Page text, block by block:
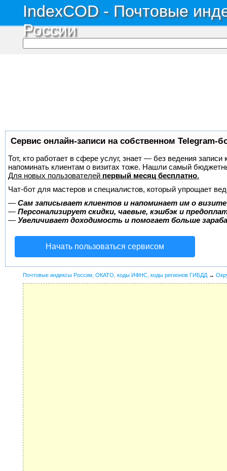
IndexCOD - Почтовые
России
Сервис онлайн-записи на собственном Telegram-
Тот, кто работает в сфере услуг, знает — без ведения
напоминать клиентам о визитах тоже. Нашли самый
Для новых пользователей первый месяц бесплатно.
Чат-бот для мастеров и специалистов, который упрощает
— Сам записывает клиентов и напоминает им о
— Персонализирует скидки, чаевые, кэшбэк и
— Увеличивает доходимость и помогает больше
Начать пользоваться сервисом
Почтовые индексы России, ОКАТО, коды ИФНС, коды регионов ГИБДД →